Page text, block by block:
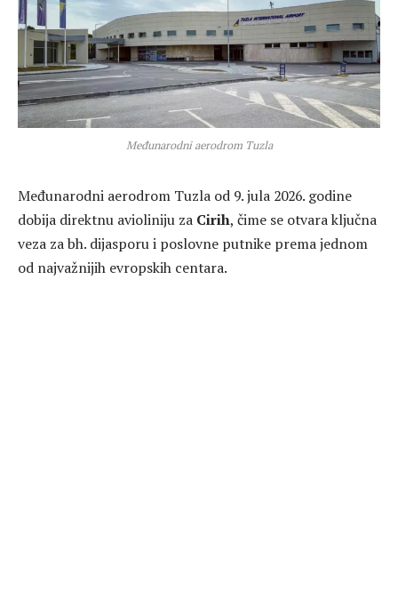
Međunarodni aerodrom Tuzla
Međunarodni aerodrom Tuzla od 9. jula 2026. godine
dobija direktnu avioliniju za Cirih, čime se otvara ključna
veza za bh. dijasporu i poslovne putnike prema jednom
od najvažnijih evropskih centara.